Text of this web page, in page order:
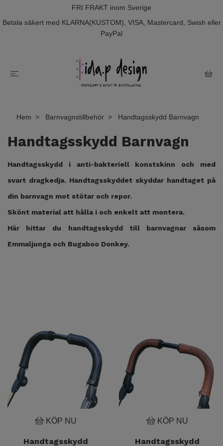
FRI FRAKT inom Sverige
Betala säkert med KLARNA(KUSTOM), VISA, Mastercard, Swish eller
PayPal
Hem Barnvagnstillbehör Handtagsskydd Barnvagn
Handtagsskydd Barnvagn
Handtagsskydd i anti-bakteriell konstskinn och med
svart dragkedja. Handtagsskyddet skyddar handtaget på
din barnvagn mot stötar och repor.
Skönt material att hålla i och enkelt att montera.
Här hittar du handtagsskydd till barnvagnar såsom
Emmaljunga och Bugaboo Donkey.
KÖP NU
Handtagsskydd
KÖP NU
Handtagsskydd